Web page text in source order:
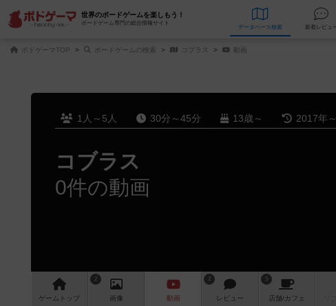
世界のボードゲームを楽しもう！
ボードゲーム専門の総合情報サイト
データベース 検索
ボドゲーマTOP ボードゲームの検索 コブラス 動画
1人～5人 30分～45分 13歳～ 2017年～
コブラス
0件の動画
ゲーム トップ
2
画像 動画
2
レビュー
5
店舗/カフェ